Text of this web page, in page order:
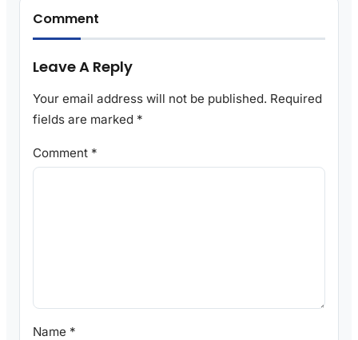
Comment
Leave A Reply
Your email address will not be published. Required
fields are marked *
Comment *
Name *